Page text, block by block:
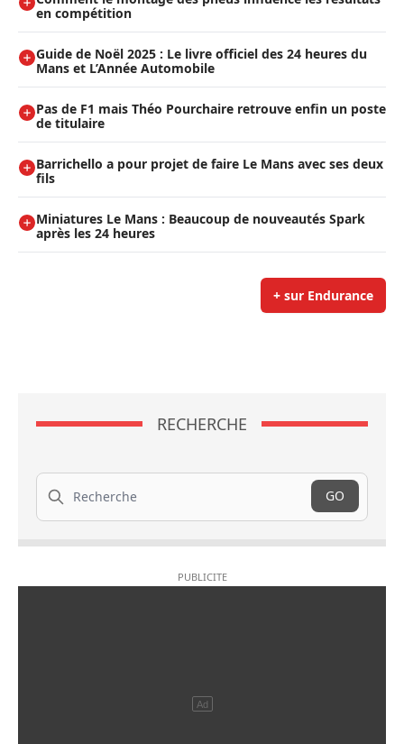
en compétition
Guide de Noël 2025 : Le livre officiel des 24 heures du
Mans et L’Année Automobile
Pas de F1 mais Théo Pourchaire retrouve enfin un poste
de titulaire
Barrichello a pour projet de faire Le Mans avec ses deux
fils
Miniatures Le Mans : Beaucoup de nouveautés Spark
après les 24 heures
+ sur Endurance
RECHERCHE
Recherche
GO